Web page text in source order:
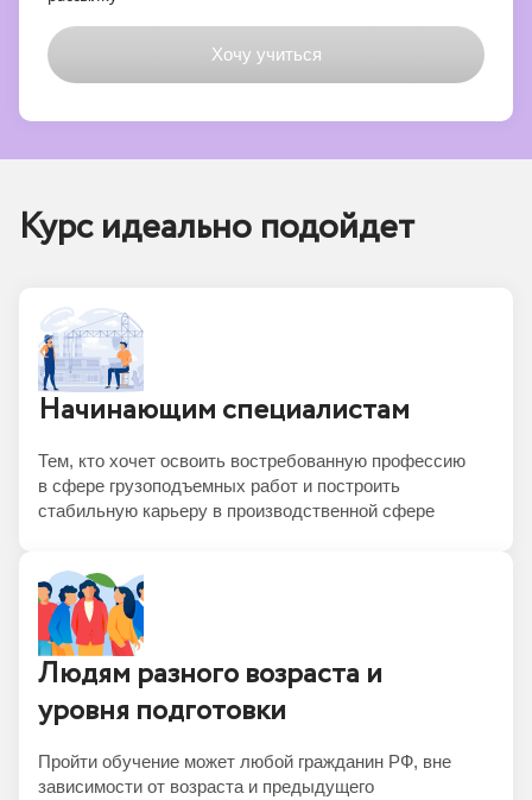
Курс идеально подойдет
Начинающим специалистам
Тем, кто хочет освоить востребованную профессию
в сфере грузоподъемных работ и построить
стабильную карьеру в производственной сфере
Людям разного возраста и
уровня подготовки
Пройти обучение может любой гражданин РФ, вне
зависимости от возраста и предыдущего